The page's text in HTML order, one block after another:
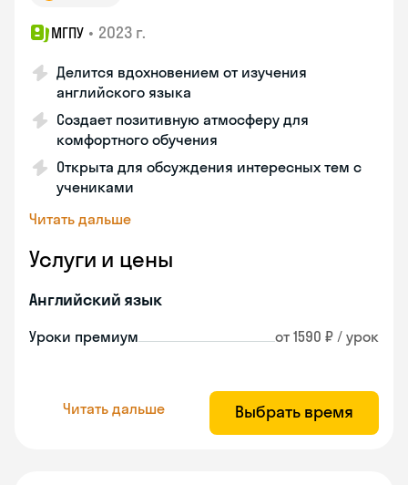
МГПУ • 2023 г.
Делится вдохновением от изучения
английского языка
Создает позитивную атмосферу для
комфортного обучения
Открыта для обсуждения интересных тем с
учениками
Читать дальше
Услуги и цены
Английский язык
Уроки премиум от 1590 ₽ / урок
Читать дальше Выбрать время